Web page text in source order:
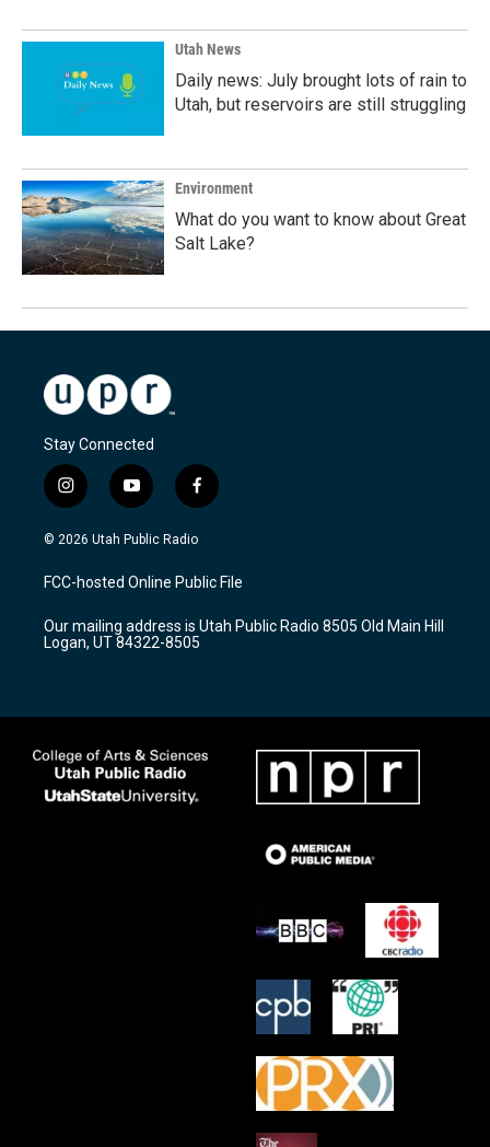
Utah News
Daily news: July brought lots of rain to
Utah, but reservoirs are still struggling
Environment
What do you want to know about Great
Salt Lake?
Stay Connected
i
n
s
a
g
a
m
y
o
u
u
b
f
a
c
b
o
k
© 2026 Utah Public Radio
FCC-hosted Online Public File
Our mailing address is Utah Public Radio 8505 Old Main Hill
Logan, UT 84322-8505